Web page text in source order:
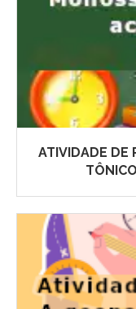
ATIVIDADE DE